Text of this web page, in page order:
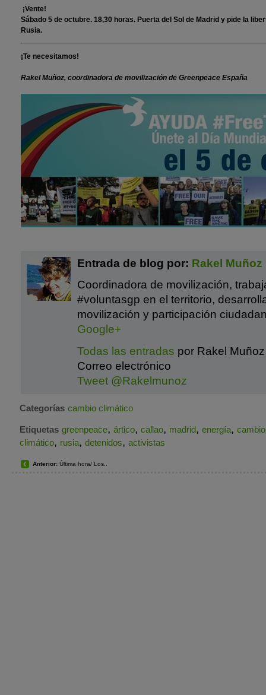
¡Vente!
Sábado 5 de octubre. 18,30 horas. Puerta del Sol de Madrid y pide la
Rusia.
¡Te necesitamos!
Rakel Muñoz, coordinadora de movilización de Greenpeace España
Entrada de blog por: Rakel Muñoz
Coordinadora de movilización,
#voluntasgp en el territorio,
movilización y participación
Google+
Todas las entradas por Rakel Muñoz
Correo electrónico
Tweet @Rakelmunoz
Categorías cambio climático
Etiquetas greenpeace, ártico, callao, madrid, energía, cambio
climático, rusia, detenidos, activistas
Anterior: Última hora/ Los..